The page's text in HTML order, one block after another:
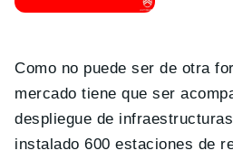
Como no puede ser de otra
mercado tiene que ser
despliegue de
instalado 600 estaciones de